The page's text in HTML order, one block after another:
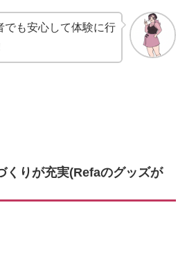
でも安心して体験に行
りが充実(Refaのグッズが